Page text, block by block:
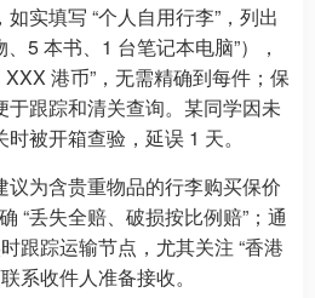
实填写 “个人自用行李”，列出
5 本书、1 台笔记本电脑”），
港币”，无需精确到每件；保
于跟踪和清关查询。某同学因未
被开箱查验，延误 1 天。
为含贵重物品的行李购买保价
“丢失全赔、破损按比例赔”；通
跟踪运输节点，尤其关注 “香港
系收件人准备接收。